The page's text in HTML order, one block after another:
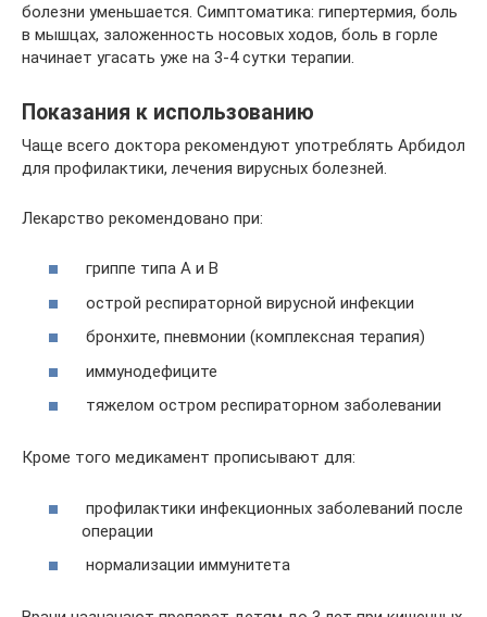
болезни уменьшается. Симптоматика: гипертермия, боль
в мышцах, заложенность носовых ходов, боль в горле
начинает угасать уже на 3-4 сутки терапии.
Показания к использованию
Чаще всего доктора рекомендуют употреблять Арбидол
для профилактики, лечения вирусных болезней.
Лекарство рекомендовано при:
гриппе типа A и B
острой респираторной вирусной инфекции
бронхите, пневмонии (комплексная терапия)
иммунодефиците
тяжелом остром респираторном заболевании
Кроме того медикамент прописывают для:
профилактики инфекционных заболеваний после
операции
нормализации иммунитета